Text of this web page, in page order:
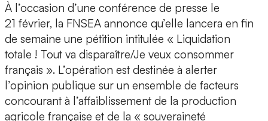
À l’occasion d’une conférence de presse le
21 février, la FNSEA annonce qu’elle lancera en fin
de semaine une pétition intitulée « Liquidation
totale ! Tout va disparaître/Je veux consommer
français ». L’opération est destinée à alerter
l’opinion publique sur un ensemble de facteurs
concourant à l’affaiblissement de la production
agricole française et de la « souveraineté